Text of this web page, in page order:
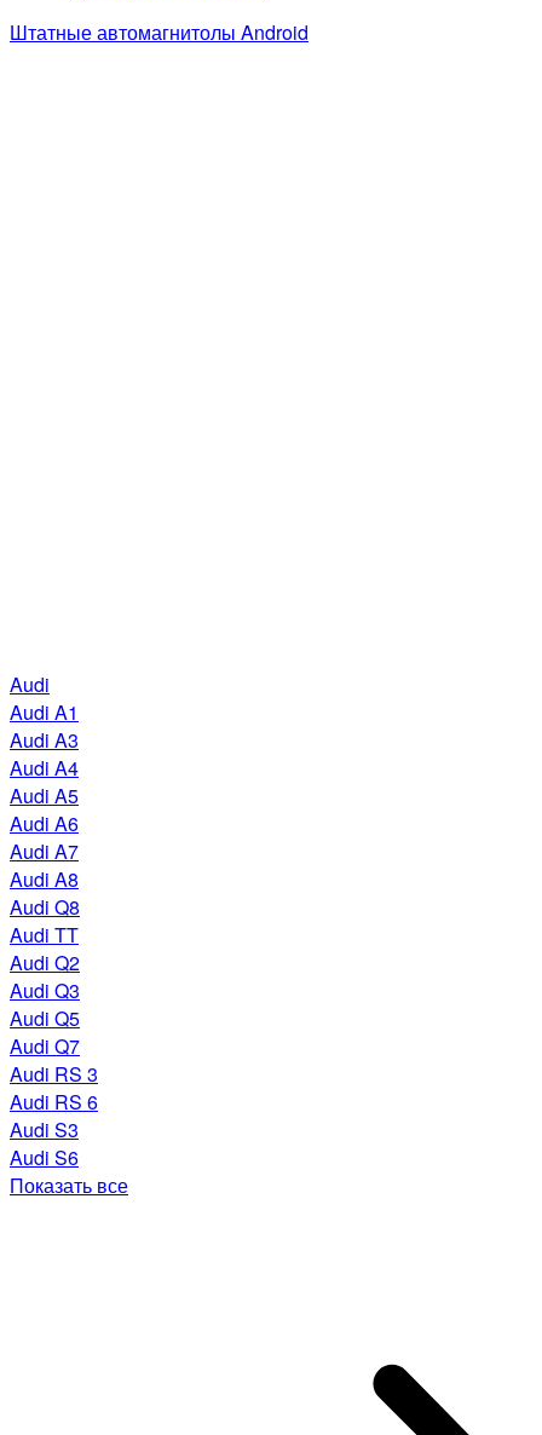
Штатные автомагнитолы Android
Audi
Audi A1
Audi A3
Audi A4
Audi A5
Audi A6
Audi A7
Audi A8
Audi Q8
Audi TT
Audi Q2
Audi Q3
Audi Q5
Audi Q7
Audi RS 3
Audi RS 6
Audi S3
Audi S6
Показать все